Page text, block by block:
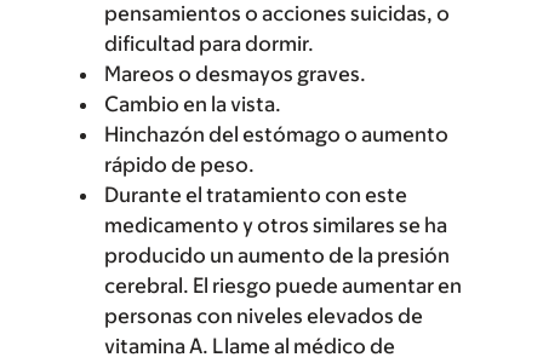
pensamientos o acciones suicidas, o
dificultad para dormir.
Mareos o desmayos graves.
Cambio en la vista.
Hinchazón del estómago o aumento
rápido de peso.
Durante el tratamiento con este
medicamento y otros similares se ha
producido un aumento de la presión
cerebral. El riesgo puede aumentar en
personas con niveles elevados de
vitamina A. Llame al médico de